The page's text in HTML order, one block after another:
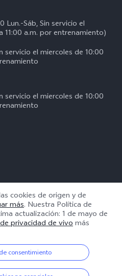
vivo
Lun.-Sáb, Sin servicio el
11:00 a.m. por entrenamiento)
servicio el miercoles de 10:00
servicio el miercoles de 10:00
Co., Ltd. Todos los derechos
cookies de origen y de
más. Nuestra Política de
actualización: 1 de mayo de
privacidad de vivo más
consentimiento